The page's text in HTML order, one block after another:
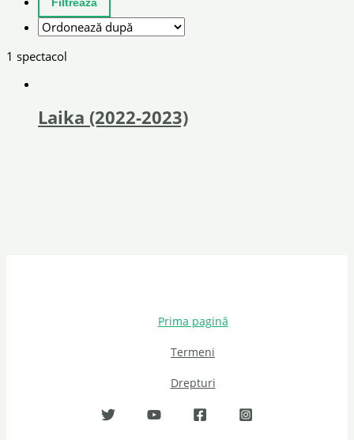
1 spectacol
Laika (2022-2023)
Prima pagină
Termeni
Drepturi